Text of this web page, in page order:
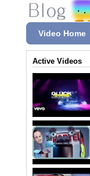
Video Home
Active Videos